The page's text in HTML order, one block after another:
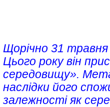
Щорічно 31
Цього року він
середовищу».
наслідки його
залежності як